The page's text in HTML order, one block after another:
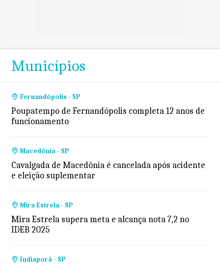
Municípios
Fernandópolis - SP
Poupatempo de Fernandópolis completa 12 anos de
funcionamento
Macedônia - SP
Cavalgada de Macedônia é cancelada após acidente
e eleição suplementar
Mira Estrela - SP
Mira Estrela supera meta e alcança nota 7,2 no
IDEB 2025
Indiaporã - SP